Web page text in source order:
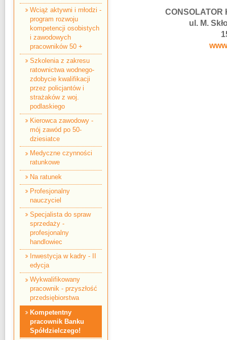
ul. M.
Wciąż aktywni i młodzi -
program rozwoju
kompetencji osobistych
i zawodowych
pracowników 50 +
Szkolenia z zakresu
ratownictwa wodnego-
zdobycie kwalifikacji
przez policjantów i
strażaków z woj.
podlaskiego
Kierowca zawodowy -
mój zawód po 50-
dziesiatce
Medyczne czynności
ratunkowe
Na ratunek
Profesjonalny
nauczyciel
Specjalista do spraw
sprzedaży -
profesjonalny
handlowiec
Inwestycja w kadry - II
edycja
Wykwalifikowany
pracownik - przyszłość
przedsiębiorstwa
Kompetentny
pracownik Banku
Spółdzielczego!